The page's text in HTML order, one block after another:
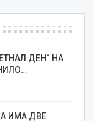
ДЕН“ НА
ИМА ДВЕ